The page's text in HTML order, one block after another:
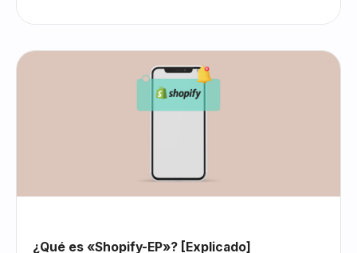
¿Qué es «Shopify-EP»? [Explicado]